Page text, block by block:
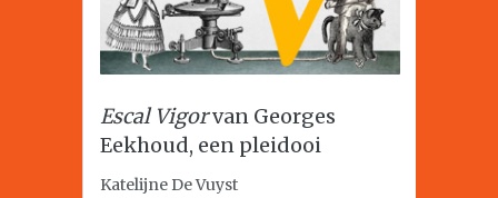
Escal Vigorvan Georges
Eekhoud, een pleidooi
Katelijne De Vuyst